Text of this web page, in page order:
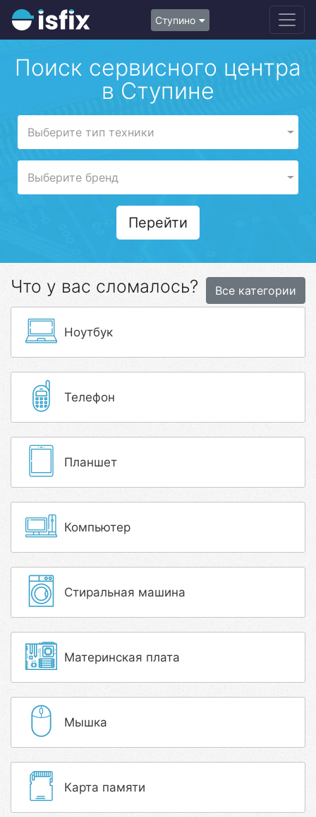
Ступино
Поиск сервисного центра
в Ступине
Выберите тип техники
Выберите бренд
Перейти
Все категории
Что у вас сломалось?
Ноутбук
Телефон
Планшет
Компьютер
Стиральная машина
Материнская плата
Мышка
Карта памяти